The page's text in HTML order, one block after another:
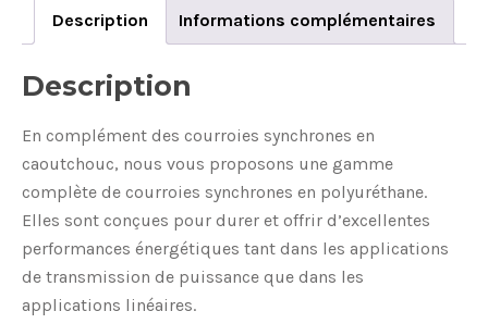
Description Informations complémentaires
Description
En complément des courroies synchrones en
caoutchouc, nous vous proposons une gamme
complète de courroies synchrones en polyuréthane.
Elles sont conçues pour durer et offrir d’excellentes
performances énergétiques tant dans les applications
de transmission de puissance que dans les
applications linéaires.